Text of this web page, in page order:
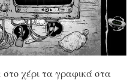
στο χέρι τα γραφικά στα